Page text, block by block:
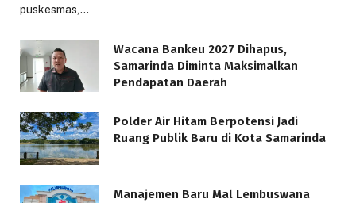
puskesmas,…
Wacana Bankeu 2027 Dihapus,
Samarinda Diminta Maksimalkan
Pendapatan Daerah
Polder Air Hitam Berpotensi Jadi
Ruang Publik Baru di Kota Samarinda
Manajemen Baru Mal Lembuswana